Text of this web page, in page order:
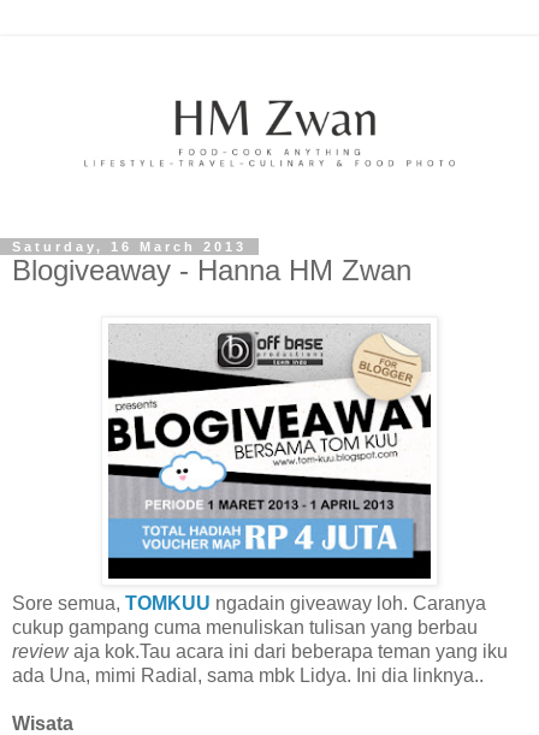
Saturday, 16 March 2013
Blogiveaway - Hanna HM Zwan
Sore semua, TOMKUU ngadain giveaway loh. Caranya
cukup gampang cuma menuliskan tulisan yang berbau
reviewaja kok.Tau acara ini dari beberapa teman yang iku
ada Una, mimi Radial, sama mbk Lidya. Ini dia linknya..
Wisata